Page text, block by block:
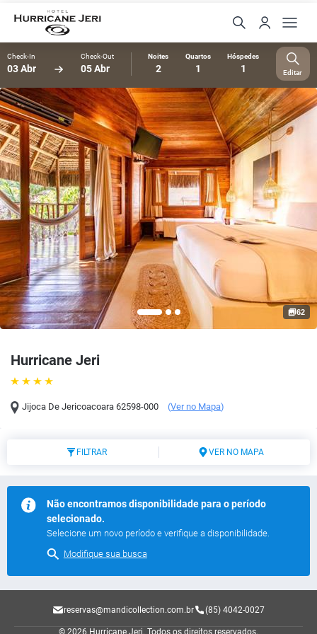
Check-In
03 Abr
Check-Out
05 Abr
Noites
2
Quartos
1
Hóspedes
1 Editar
Hurricane Jeri
Jijoca De Jericoacoara 62598-000 (Ver no Mapa)
62
FILTRAR VER NO MAPA
Não encontramos disponibilidade para o período
selecionado.
Selecione um novo período e verifique a disponibilidade.
Modifique sua busca
reservas@mandicollection.com.br (85) 4042-0027
© 2026 Hurricane Jeri. Todos os direitos reservados.